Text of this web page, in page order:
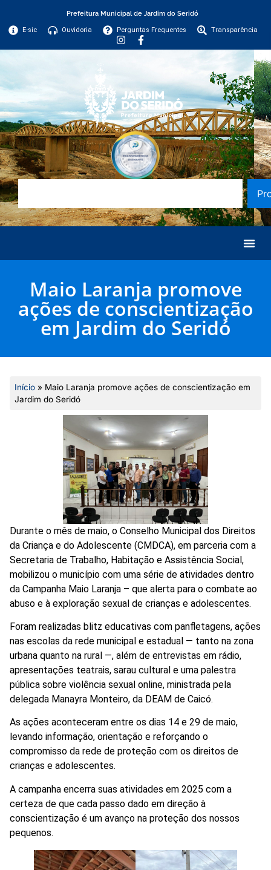
Prefeitura Municipal de Jardim do Seridó
E-sic Ouvidoria Perguntas Frequentes Transparência
Maio Laranja promove
ações de conscientização
em Jardim do Seridó
Início » Maio Laranja promove ações de conscientização em
Jardim do Seridó
Durante o mês de maio, o Conselho Municipal dos Direitos
da Criança e do Adolescente (CMDCA), em parceria com a
Secretaria de Trabalho, Habitação e Assistência Social,
mobilizou o município com uma série de atividades dentro
da Campanha Maio Laranja – que alerta para o combate ao
abuso e à exploração sexual de crianças e adolescentes.
Foram realizadas blitz educativas com panfletagens, ações
nas escolas da rede municipal e estadual — tanto na zona
urbana quanto na rural —, além de entrevistas em rádio,
apresentações teatrais, sarau cultural e uma palestra
pública sobre violência sexual online, ministrada pela
delegada Manayra Monteiro, da DEAM de Caicó.
As ações aconteceram entre os dias 14 e 29 de maio,
levando informação, orientação e reforçando o
compromisso da rede de proteção com os direitos de
crianças e adolescentes.
A campanha encerra suas atividades em 2025 com a
certeza de que cada passo dado em direção à
conscientização é um avanço na proteção dos nossos
pequenos.